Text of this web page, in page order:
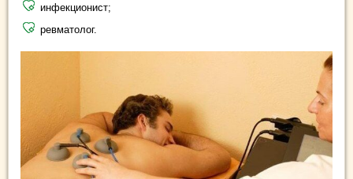
инфекционист;
ревматолог.